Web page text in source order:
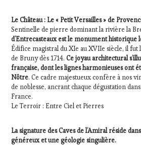
Le Château : Le « Petit Versailles » de
Sentinelle de pierre dominant la rivière la
d’Entrecasteaux est le monument historique
Édifice magistral du XIe au XVIIe siècle, il
de Bruny dès 1714.Ce joyau architectural
française, dont les lignes harmonieuses ont
Nôtre. Ce cadre majestueux confère à nos
de noblesse, ancrant chaque dégustation
France.
Le Terroir : Entre Ciel et Pierres
La signature des Caves de l’Amiral réside
généreux et une géologie singulière.